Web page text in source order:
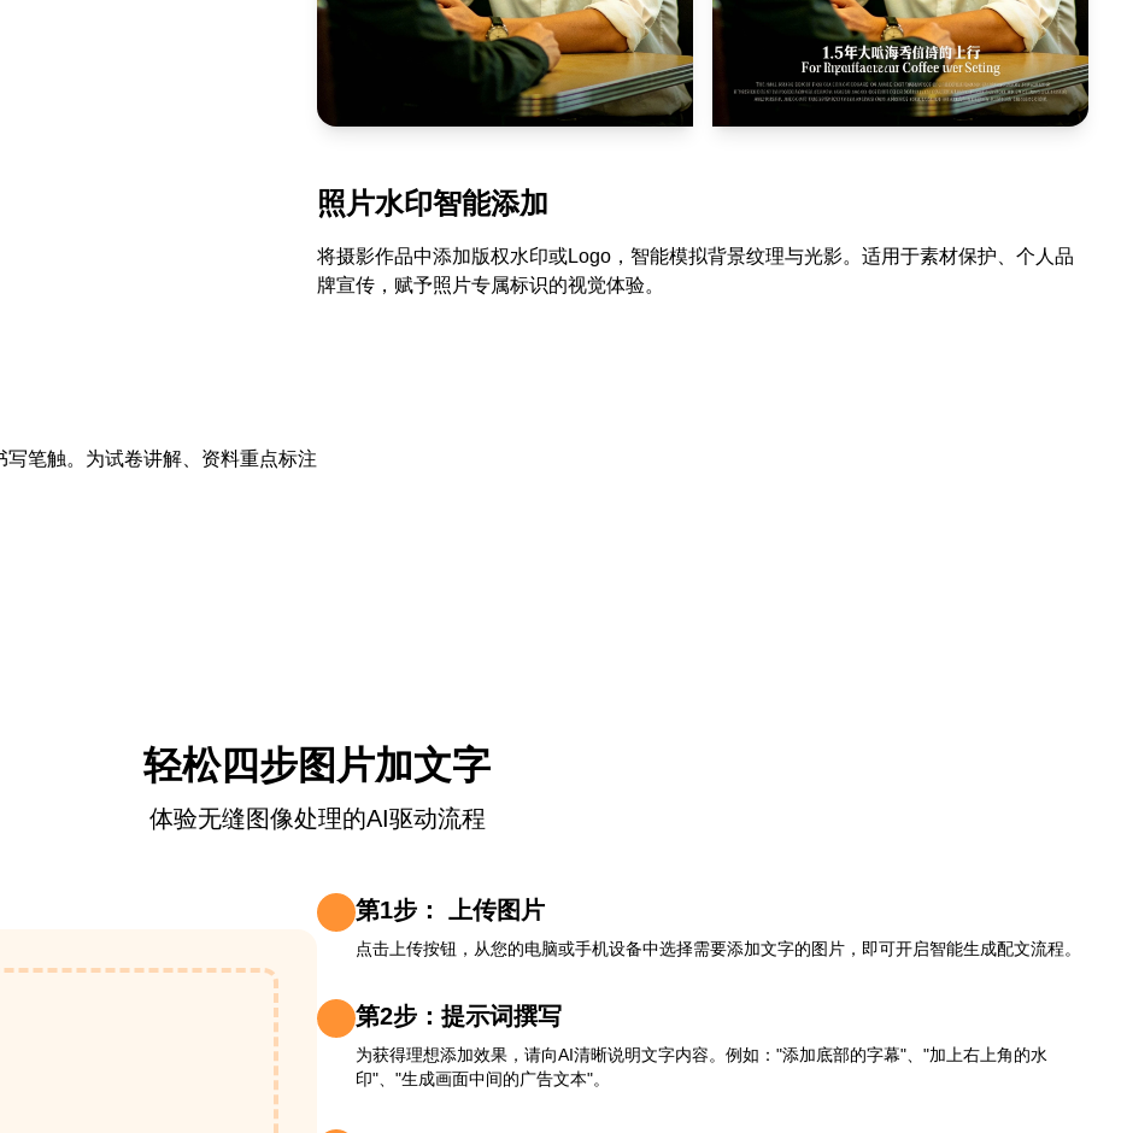
照片水印智能添加
将摄影作品中添加版权水印或Logo，智能模拟背景纹理与光影。适用于素材保护、个人品
牌宣传，赋予照片专属标识的视觉体验。
笔触。为试卷讲解、资料重点标注
轻松四步图片加文字
体验无缝图像处理的AI驱动流程
第1步： 上传图片
点击上传按钮，从您的电脑或手机设备中选择需要添加文字的图片，即可开启智能生成配文流程。
第2步：提示词撰写
为获得理想添加效果，请向AI清晰说明文字内容。例如："添加底部的字幕"、"加上右上角的水
印"、"生成画面中间的广告文本"。